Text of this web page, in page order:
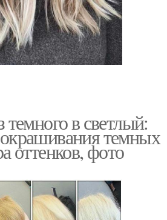
темного в светлый:
темных
оттенков, фото